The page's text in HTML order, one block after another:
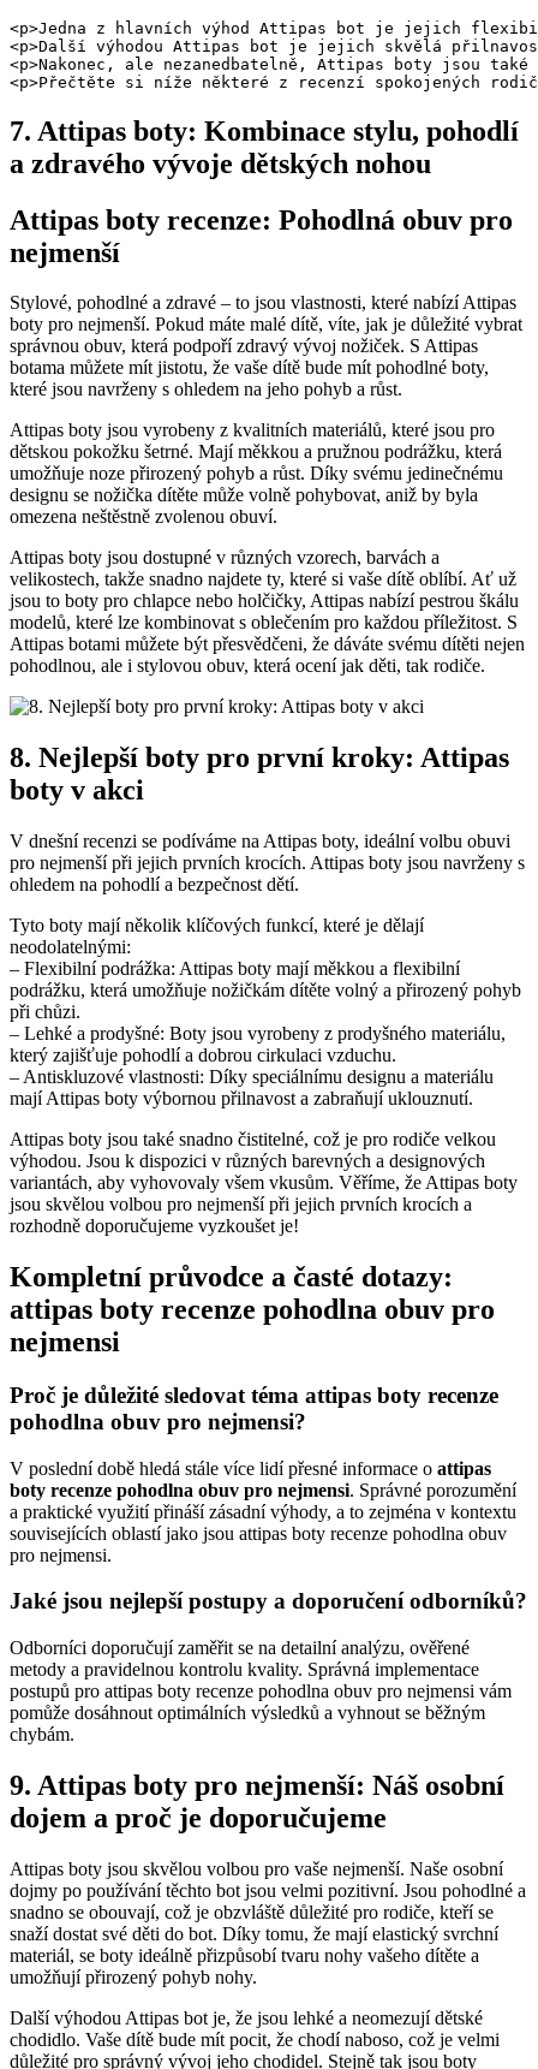
<p>Jedna z hlavních výhod Attipas bot je jejich
<p>Další výhodou Attipas bot je jejich skvělá
<p>Nakonec, ale nezanedbatelně, Attipas boty jsou
<p>Přečtěte si níže některé z recenzí spokojených
7.‍ Attipas boty: Kombinace stylu, pohodlí
a zdravého‌ vývoje dětských nohou
Attipas boty‍ recenze: Pohodlná obuv pro ​
nejmenší
Stylové, pohodlné a zdravé – to jsou vlastnosti, které nabízí Attipas‌
boty pro nejmenší.⁣ Pokud ‌máte malé dítě, víte, jak je důležité vybrat
správnou obuv, která podpoří zdravý⁤ vývoj nožiček. ‍S Attipas
botama můžete‌ mít jistotu, že vaše dítě bude mít pohodlné boty,
které jsou navrženy s ohledem na jeho pohyb a ‌růst.
Attipas boty jsou vyrobeny z kvalitních materiálů, ‌které jsou pro
dětskou pokožku šetrné. Mají měkkou a pružnou podrážku, která
umožňuje noze ‍přirozený pohyb ‌a růst. Díky svému jedinečnému
‍designu se nožička dítěte⁢ může volně ⁤pohybovat, aniž by byla‌
omezena neštěstně zvolenou obuví.
Attipas boty jsou dostupné v různých vzorech, barvách a
velikostech, takže snadno najdete ty, které si vaše dítě ⁤oblíbí. Ať už
jsou to boty pro chlapce nebo holčičky, Attipas nabízí pestrou škálu
modelů, které lze kombinovat s oblečením pro každou ‍příležitost. S
Attipas botami můžete být přesvědčeni,⁣ že dáváte​ svému dítěti nejen⁤
pohodlnou, ale i stylovou obuv, která ocení jak děti, tak rodiče.
8. Nejlepší boty pro první kroky: Attipas
boty v akci
V dnešní recenzi se podíváme ⁤na‍ Attipas boty, ideální volbu obuvi
pro nejmenší při jejich prvních krocích. Attipas boty jsou navrženy s
ohledem na⁢ pohodlí a bezpečnost dětí.
Tyto boty mají několik klíčových funkcí, které je⁣ dělají
neodolatelnými:
– Flexibilní podrážka: Attipas boty mají ⁣měkkou a flexibilní
podrážku, která umožňuje nožičkám dítěte volný a přirozený‌ pohyb
při chůzi. ‍
– ​Lehké ​a prodyšné: Boty jsou vyrobeny⁣ z prodyšného materiálu,
který zajišťuje pohodlí⁢ a ‌dobrou cirkulaci vzduchu.
– Antiskluzové​ vlastnosti: Díky speciálnímu designu a materiálu⁢
mají Attipas boty výbornou ‌přilnavost a zabraňují uklouznutí.
Attipas boty jsou také snadno čistitelné, což ⁤je pro rodiče ‌velkou
výhodou. Jsou k dispozici v různých barevných a designových
variantách, aby vyhovovaly všem vkusům.‌ Věříme,‍ že⁣ Attipas boty
jsou skvělou volbou pro nejmenší při jejich prvních‌ krocích a
rozhodně doporučujeme‍ vyzkoušet je!
Kompletní průvodce a časté dotazy:
attipas boty recenze pohodlna obuv pro
nejmensi
Proč je důležité sledovat téma attipas boty recenze
pohodlna obuv pro nejmensi?
V poslední době hledá stále více lidí přesné informace o attipas
boty recenze pohodlna obuv pro nejmensi. Správné porozumění
a praktické využití přináší zásadní výhody, a to zejména v kontextu
souvisejících oblastí jako jsou attipas boty recenze pohodlna obuv
pro nejmensi.
Jaké jsou nejlepší postupy a doporučení odborníků?
Odborníci doporučují zaměřit se na detailní analýzu, ověřené
metody a pravidelnou kontrolu kvality. Správná implementace
postupů pro attipas boty recenze pohodlna obuv pro nejmensi vám
pomůže dosáhnout optimálních výsledků a vyhnout se běžným
chybám.
9. Attipas boty pro nejmenší: Náš osobní
dojem a proč je doporučujeme
Attipas boty jsou skvělou‍ volbou pro vaše nejmenší. Naše osobní
dojmy po používání těchto bot⁣ jsou velmi pozitivní. Jsou pohodlné a
snadno se obouvají, což ⁤je obzvláště důležité pro rodiče, kteří se
snaží dostat své ‍děti do bot.‌ Díky tomu, že mají elastický svrchní
materiál, se boty ideálně přizpůsobí tvaru nohy vašeho dítěte‍ a
umožňují přirozený pohyb nohy.
Další výhodou ​Attipas bot je, že jsou lehké a neomezují dětské
chodidlo. Vaše dítě bude ​mít pocit, že chodí naboso, což je⁢ velmi
důležité⁢ pro správný vývoj jeho chodidel. ‍Stejně tak jsou boty